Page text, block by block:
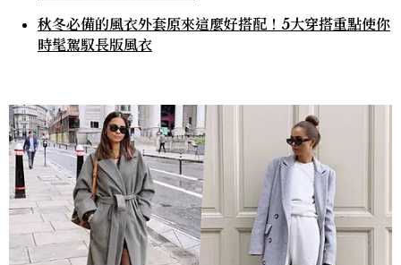
秋冬必備的風衣外套原來這麼好搭配！5大穿搭重點使你
時髦駕馭長版風衣